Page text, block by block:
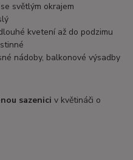
světlým okrajem
kvetení až do podzimu
nádoby, balkonové výsadby
sazenici v květináči o